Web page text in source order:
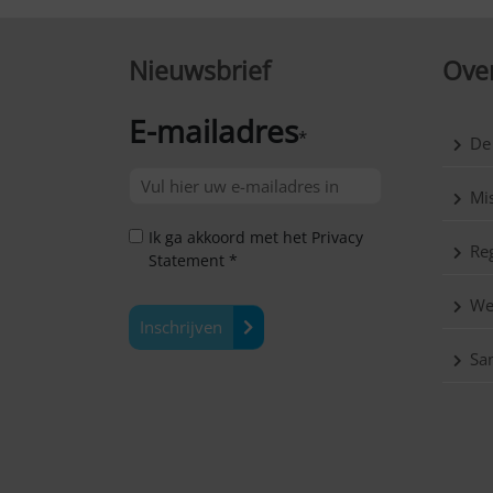
Nieuwsbrief
E-mailadres*
Ik ga akkoord met het Privacy
Statement *
Inschrijven